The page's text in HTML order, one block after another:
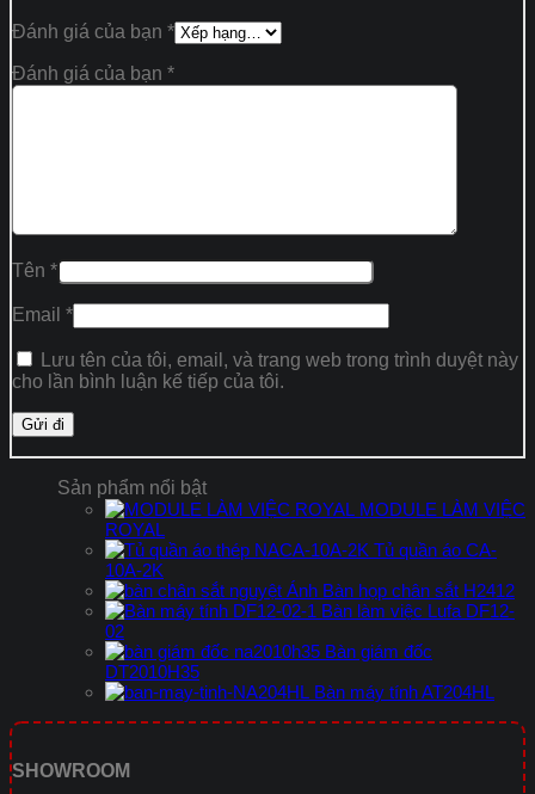
Đánh giá của bạn *
Đánh giá của bạn *
Tên *
Email *
Lưu tên của tôi, email, và trang web trong trình duyệt này
cho lần bình luận kế tiếp của tôi.
Sản phẩm nổi bật
MODULE LÀM VIỆC
ROYAL
Tủ quần áo CA-
10A-2K
Bàn họp chân sắt H2412
Bàn làm việc Lufa DF12-
02
Bàn giám đốc
DT2010H35
Bàn máy tính AT204HL
SHOWROOM